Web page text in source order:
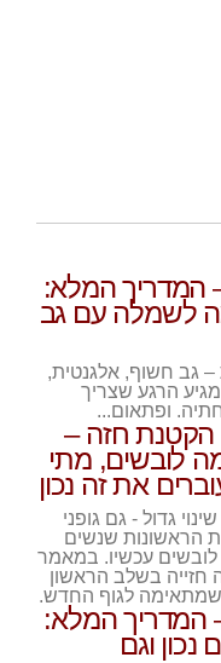
המדריך המלא:
לשמלה עם גב
גב חשוף, אלגנטית,
הרגע שצריך
ופתאום...
הקטנת חזה –
לובשים, מתי
את זה נכון
גדול - גם גופני
הראשונות שנשים
לובשים עכשיו. במאמר
חזייה בשלב הראשון
שמתאימה לגוף החדש.
המדריך המלא:
נכון וגם